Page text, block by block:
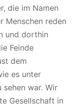
die im Namen
Menschen reden
und dorthin
Feinde
dem
es unter
war. Wir
Gesellschaft in